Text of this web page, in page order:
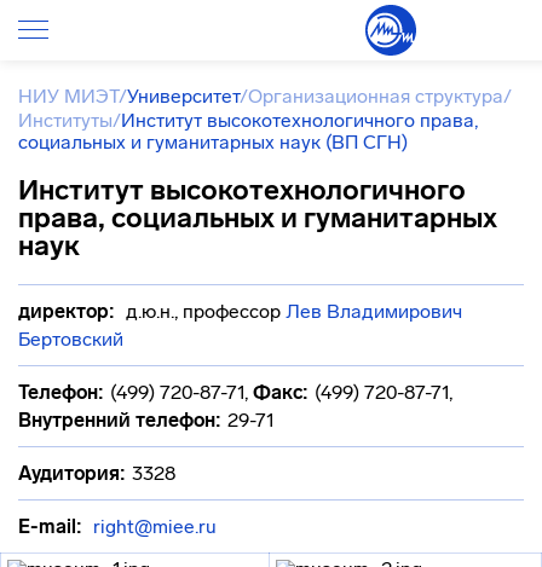
НИУ МИЭТ/Университет/Организационная структура/
Институты/Институт высокотехнологичного права,
социальных и гуманитарных наук (ВП СГН)
Институт высокотехнологичного
права, социальных и гуманитарных
наук
директор: д.ю.н., профессор Лев Владимирович
Бертовский
Телефон: (499) 720-87-71, Факс: (499) 720-87-71,
Внутренний телефон: 29-71
Аудитория: 3328
E-mail: right@miee.ru